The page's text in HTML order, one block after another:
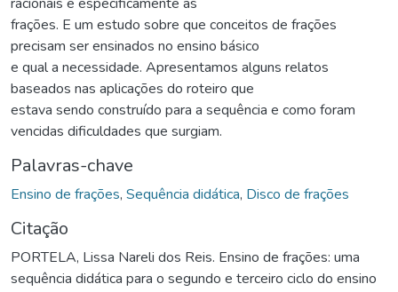
frações. E um estudo sobre que conceitos de frações
precisam ser ensinados no ensino básico
e qual a necessidade. Apresentamos alguns relatos
baseados nas aplicações do roteiro que
estava sendo construído para a sequência e como foram
vencidas dificuldades que surgiam.
Palavras-chave
Ensino de frações, Sequência didática, Disco de frações
Citação
PORTELA, Lissa Nareli dos Reis. Ensino de frações: uma
sequência didática para o segundo e terceiro ciclo do ensino